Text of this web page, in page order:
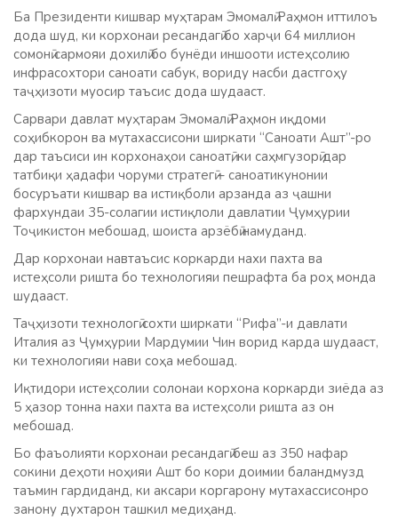
Ба Президенти кишвар муҳтарам Эмомалӣ Раҳмон иттилоъ
дода шуд, ки корхонаи ресандагӣ бо харҷи 64 миллион
сомонӣ сармояи дохилӣ бо бунёди иншооти истеҳсолию
инфрасохтори саноати сабук, вориду насби дастгоҳу
таҷҳизоти муосир таъсис дода шудааст.
Сарвари давлат муҳтарам Эмомалӣ Раҳмон иқдоми
соҳибкорон ва мутахассисони ширкати “Саноати Ашт”-ро
дар таъсиси ин корхонаҳои саноатӣ, ки саҳмгузорӣ дар
татбиқи ҳадафи чоруми стратегӣ – саноатикунонии
босуръати кишвар ва истиқболи арзанда аз ҷашни
фархундаи 35-солагии истиқлоли давлатии Ҷумҳурии
Тоҷикистон мебошад, шоиста арзёбӣ намуданд.
Дар корхонаи навтаъсис коркарди нахи пахта ва
истеҳсоли ришта бо технологияи пешрафта ба роҳ монда
шудааст.
Таҷҳизоти технологӣ сохти ширкати “Рифа”-и давлати
Италия аз Ҷумҳурии Мардумии Чин ворид карда шудааст,
ки технологияи нави соҳа мебошад.
Иқтидори истеҳсолии солонаи корхона коркарди зиёда аз
5 ҳазор тонна нахи пахта ва истеҳсоли ришта аз он
мебошад.
Бо фаъолияти корхонаи ресандагӣ беш аз 350 нафар
сокини деҳоти ноҳияи Ашт бо кори доимии баландмузд
таъмин гардиданд, ки аксари коргарону мутахассисонро
занону духтарон ташкил медиҳанд.